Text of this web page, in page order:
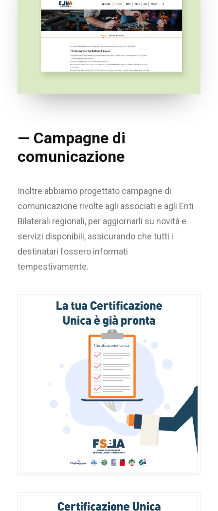
— Campagne di
comunicazione
Inoltre abbiamo progettato campagne di
comunicazione rivolte agli associati e agli Enti
Bilaterali regionali, per aggiornarli su novità e
servizi disponibili, assicurando che tutti i
destinatari fossero informati
tempestivamente.